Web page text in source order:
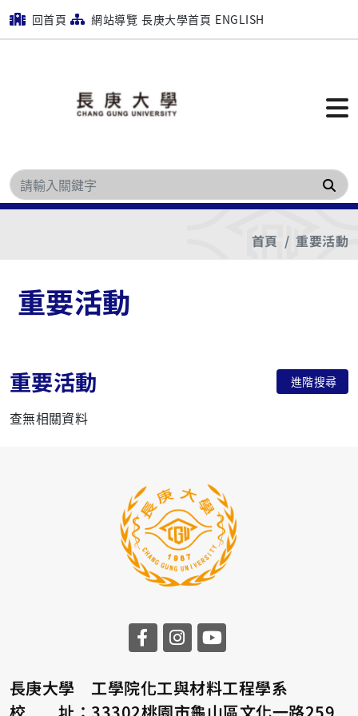
回首頁 網站導覽 長庚大學首頁 ENGLISH
搜
首頁 重要活動
重要活動
重要活動 進階搜尋
查無相關資料
長庚大學 工學院化工與材料工程學系
校 址：33302桃園市龜山區文化一路259